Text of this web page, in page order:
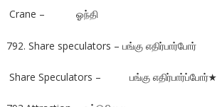
Crane – ஓந்தி
792. Share speculators – பங்கு எதிர்பார்போர்
Share Speculators – பங்கு எதிர்பார்ப்போர்★